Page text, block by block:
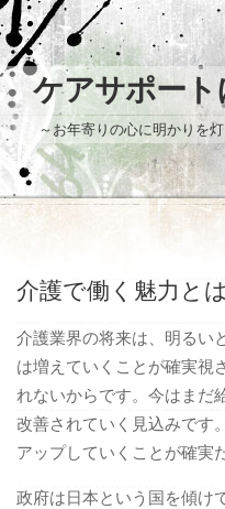
ケアサポート
～お年寄りの心に明かりを
介護で働く魅力とは
介護業界の将来は、明るい
は増えていくことが確実視
れないからです。今はまだ
改善されていく見込みです
アップしていくことが確実
政府は日本という国を傾け